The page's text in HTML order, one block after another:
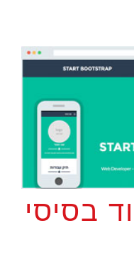
בסיסי